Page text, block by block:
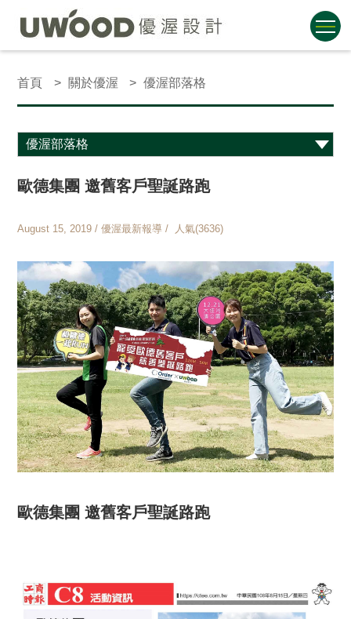
首頁 關於優渥 優渥部落格
歐德集團 邀舊客戶聖誕路跑
August 15, 2019 / 優渥最新報導 / 人氣(3636)
歐德集團 邀舊客戶聖誕路跑